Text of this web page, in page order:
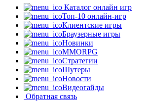
Каталог онлайн игр
Топ-10 онлайн-игр
Клиентские игры
Браузерные игры
Новинки
MMORPG
Стратегии
Шутеры
Новости
Видеогайды
Обратная связь